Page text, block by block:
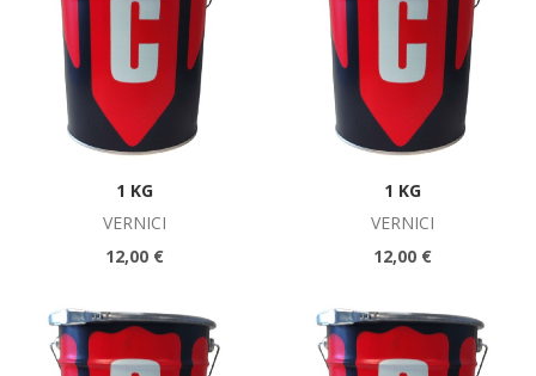
1 KG
VERNICI
12,00 €
1 KG
VERNICI
12,00 €